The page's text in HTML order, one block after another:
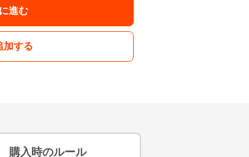
進む
加する
購入時のルール